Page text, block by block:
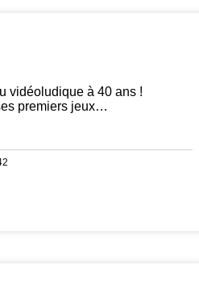
vidéoludique à 40 ans !
premiers jeux…